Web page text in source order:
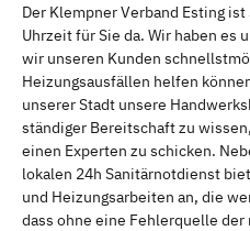
Der Klempner Verband Esting
Uhrzeit für Sie da. Wir haben es
wir unseren Kunden
Heizungsausfällen helfen
unserer Stadt unsere
ständiger Bereitschaft zu
einen Experten zu schicken.
lokalen 24h Sanitärnotdienst
und Heizungsarbeiten an, die
dass ohne eine Fehlerquelle